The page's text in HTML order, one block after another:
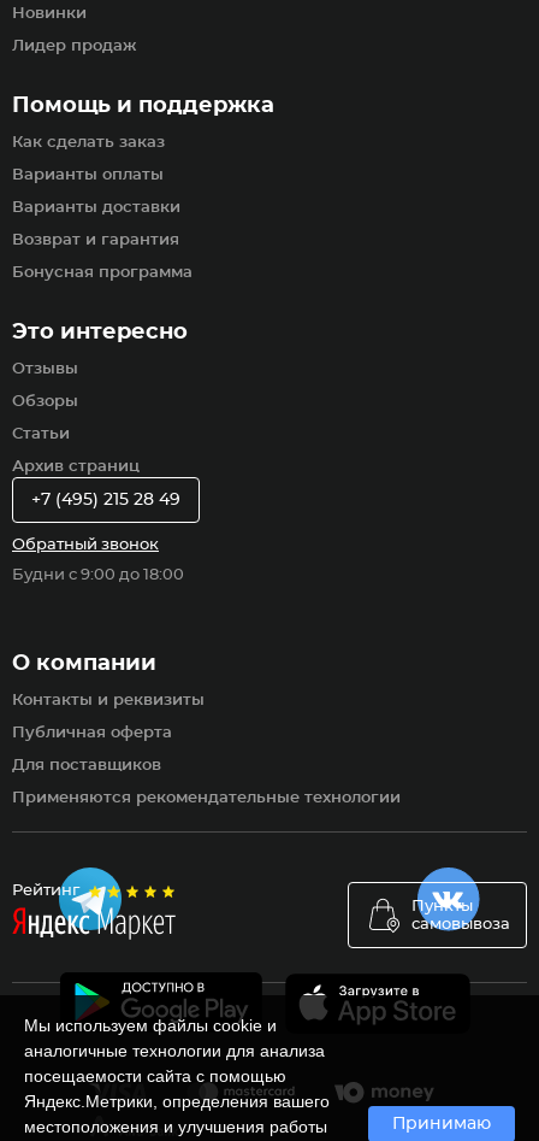
Рейтинг
Пункты
самовывоза
Помощь и поддержка
Как сделать заказ
Варианты оплаты
Варианты доставки
Возврат и гарантия
Бонусная программа
Новинки
Лидер продаж
Это интересно
Отзывы
Обзоры
Статьи
Архив страниц
О компании
Контакты и реквизиты
Публичная оферта
Для поставщиков
Применяются рекомендательные технологии
+7 (495) 215 28 49
Обратный звонок
Будни с 9:00 до 18:00
Мы используем файлы cookie и
аналогичные технологии для анализа
посещаемости сайта с помощью
Яндекс.Метрики, определения вашего
местоположения и улучшения работы
Принимаю